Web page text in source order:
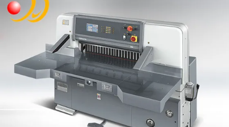
MAPA
PRIVACY
POLICY